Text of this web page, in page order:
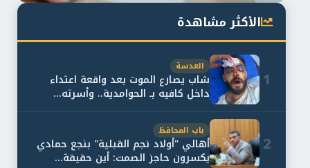
الأكثر مشاهدة
1
العدسة
شاب يصارع الموت بعد واقعة اعتداء
داخل كافيه بـ الحوامدية.. وأسرته...
2
باب المحافظ
أهالي "أولاد نجم القبلية" بنجع حمادي
يكسرون حاجز الصمت: أين حقيقة...